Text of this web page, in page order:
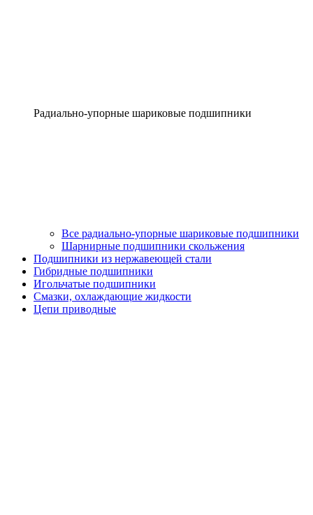
Радиально-упорные шариковые подшипники
Все радиально-упорные шариковые подшипники
Шарнирные подшипники скольжения
Подшипники из нержавеющей стали
Гибридные подшипники
Игольчатые подшипники
Смазки, охлаждающие жидкости
Цепи приводные